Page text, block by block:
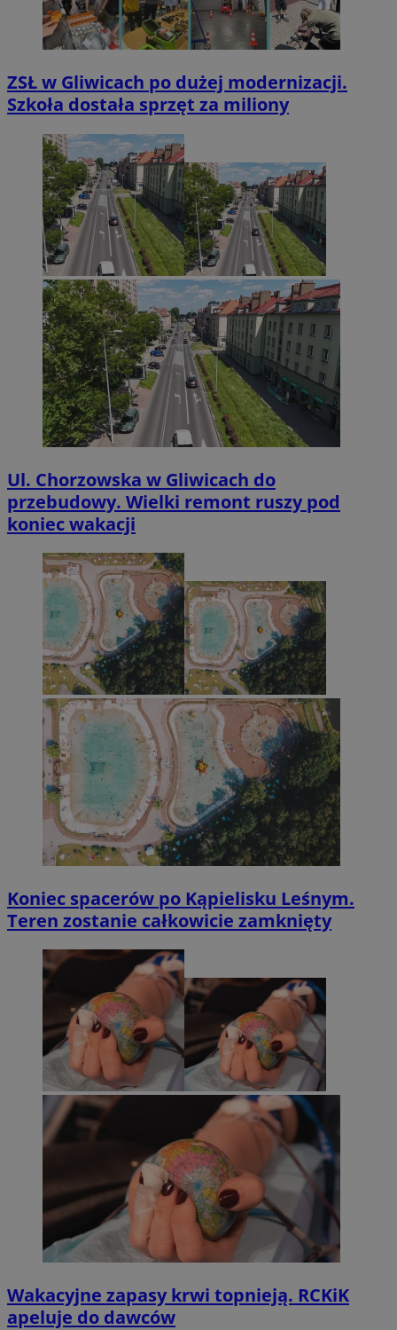
ZSŁ w Gliwicach po dużej modernizacji.
Szkoła dostała sprzęt za miliony
Ul. Chorzowska w Gliwicach do
przebudowy. Wielki remont ruszy pod
koniec wakacji
Koniec spacerów po Kąpielisku Leśnym.
Teren zostanie całkowicie zamknięty
Wakacyjne zapasy krwi topnieją. RCKiK
apeluje do dawców